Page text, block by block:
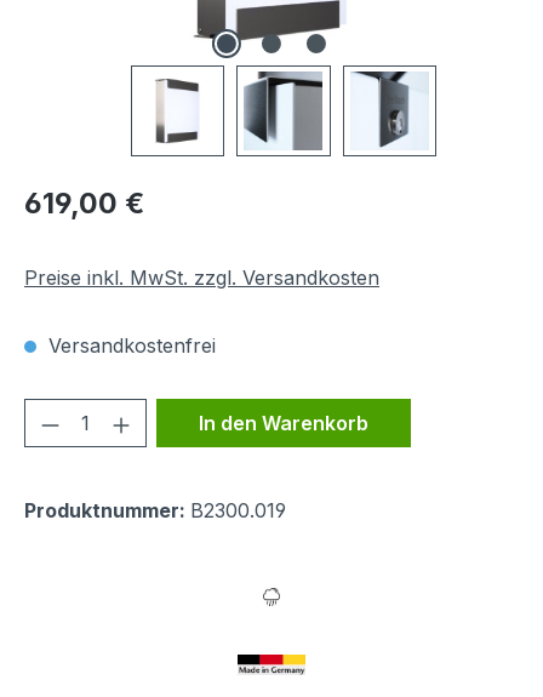
Regulärer Preis:
619,00 €
Preise inkl. MwSt. zzgl. Versandkosten
Versandkostenfrei
Produkt Anzahl: Gib den
In den Warenkorb
Produktnummer: B2300.019